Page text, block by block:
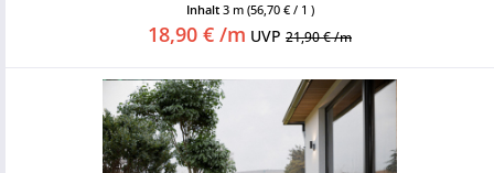
Inhalt 3 m (56,70 € / 1 )
18,90 € /m UVP 21,90 € /m